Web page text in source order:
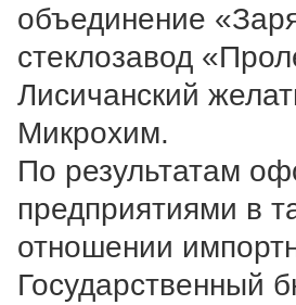
объединение
стеклозавод
Лисичанский
Микрохим.
По результатам
предприятиями в
отношении
Государственный